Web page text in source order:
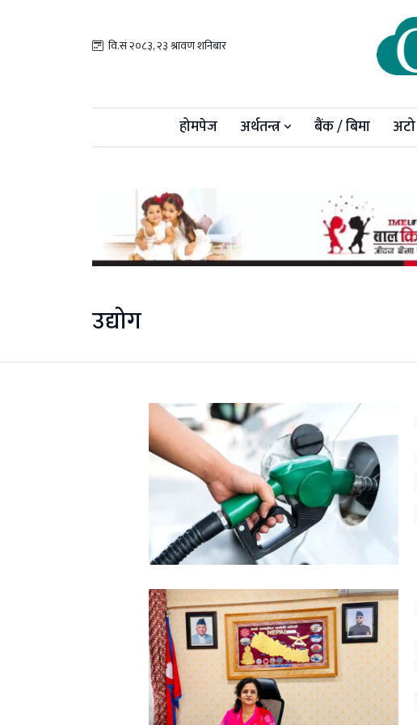
वि.सं २०८३, २३ श्रावण शनिबार
होमपेज अर्थतन्त्र बैंक / बिमा अटो
उद्योग